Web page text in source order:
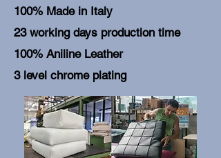
100% Made in Italy
23 working days production time
100% Aniline Leather
3 level chrome plating